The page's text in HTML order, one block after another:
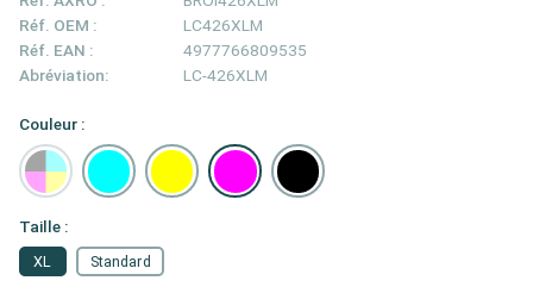
Réf. OEM :
LC426XLM
Réf. EAN :
4977766809535
Abréviation:
LC-426XLM
Couleur :
Taille :
XL Standard